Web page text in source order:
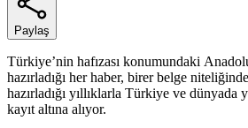
Paylaş
Türkiye’nin hafızası konumundaki
hazırladığı her haber, birer belge
hazırladığı yıllıklarla Türkiye ve dünyada
kayıt altına alıyor.